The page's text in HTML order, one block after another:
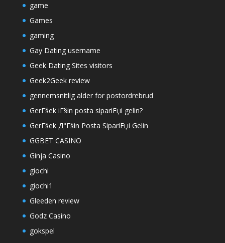
game
Games
gaming
Gay Dating username
Geek Dating Sites visitors
Geek2Geek review
gennemsnitlig alder for postordrebrud
GerГ§ek iГ§in posta sipariЕџi gelin?
GerГ§ek Д°Г§in Posta SipariЕџi Gelin
GGBET CASINO
Ginja Casino
giochi
giochi1
Gleeden review
Godz Casino
gokspel